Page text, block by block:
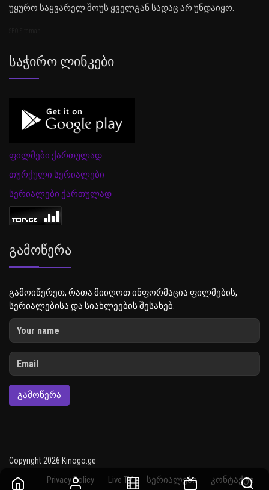
უყურო საყვარელ შოუს ყველგან სადაც არ უნდაიყო.
Საჭირო Ლინკები
ფილმები ქართულად
თურქული სერიალები
სერიალები ქართულად
Გამოწერა
გამოიწერეთ, რათა მიიღოთ ინფორმაცია ფილმების,
სერიალებისა და სიახლეების შესახებ.
ᲒᲐᲛᲝᲬᲔᲠᲐ
Copyright 2026 Kinogo.ge
Privacy Policy Live TV სერიალები კონტაქტი